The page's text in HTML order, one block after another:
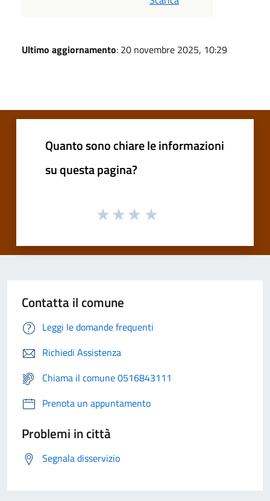
Ultimo aggiornamento: 20 novembre 2025, 10:29
Quanto sono chiare le informazioni
su questa pagina?
Contatta il comune
Leggi le domande frequenti
Richiedi Assistenza
Chiama il comune 0516843111
Prenota un appuntamento
Problemi in città
Segnala disservizio